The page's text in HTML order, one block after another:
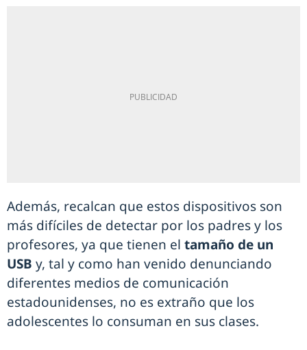
Además, recalcan que estos dispositivos son
más difíciles de detectar por los padres y los
profesores, ya que tienen el tamaño de un
USB y, tal y como han venido denunciando
diferentes medios de comunicación
estadounidenses, no es extraño que los
adolescentes lo consuman en sus clases.